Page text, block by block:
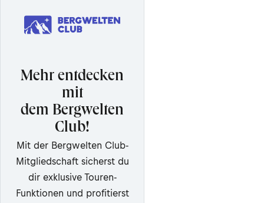
Mehr entdecken
mit
dem Bergwelten
Club!
Mit der Bergwelten Club-
Mitgliedschaft sicherst du
dir exklusive Touren-
Funktionen und profitierst